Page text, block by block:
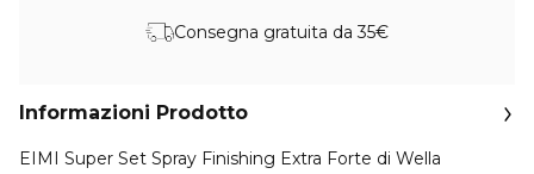
Consegna gratuita da 35€
Informazioni Prodotto
EIMI Super Set Spray Finishing Extra Forte di Wella